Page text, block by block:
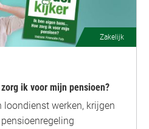
Zakelijk
ik voor mijn pensioen?
loondienst werken, krijgen